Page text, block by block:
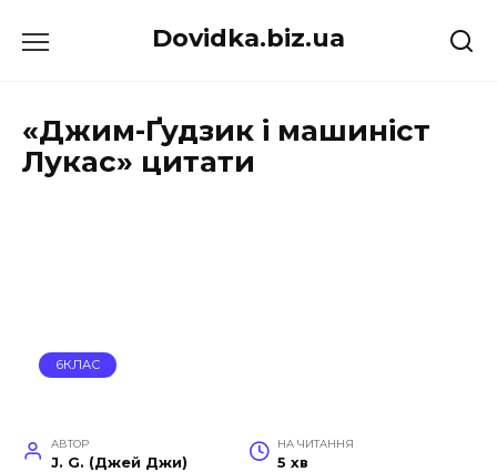
до
Dovidka.biz.ua
«Джим-Ґудзик і машиніст
Лукас» цитати
6КЛАС
АВТОР
J. G. (Джей Джи)
НА ЧИТАННЯ
5 хв